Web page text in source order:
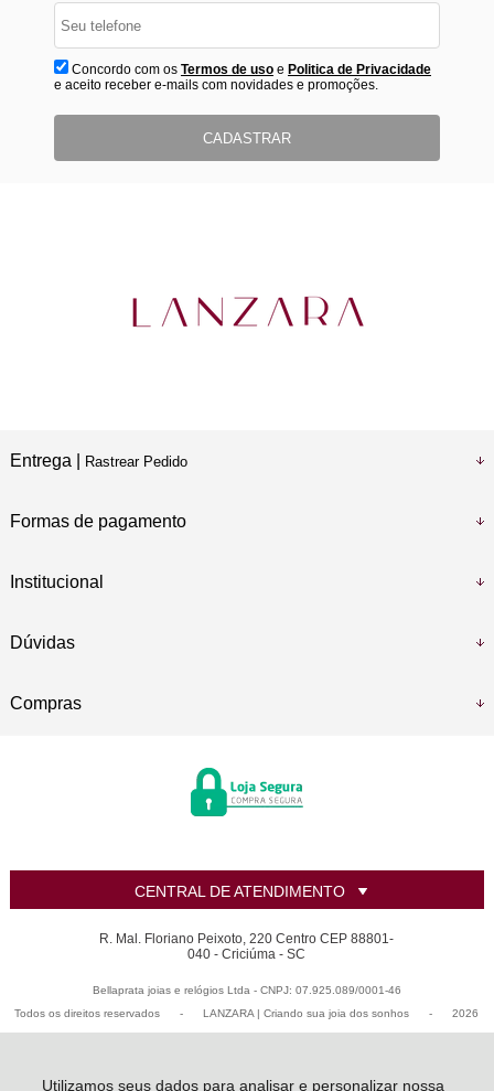
Utilizamos seus dados para analisar e personalizar nossa
Concordo com os Termos de usoe Politica de Privacidade
e aceito receber e-mails com novidades e promoções.
CADASTRAR
Entrega | Rastrear Pedido
Formas de pagamento
Institucional
Dúvidas
Compras
CENTRAL DE ATENDIMENTO
R. Mal. Floriano Peixoto, 220 Centro CEP 88801-
040 - Criciúma - SC
Bellaprata joias e relógios Ltda - CNPJ: 07.925.089/0001-46
Todos os direitos reservados
- LANZARA | Criando sua joia dos sonhos - 2026